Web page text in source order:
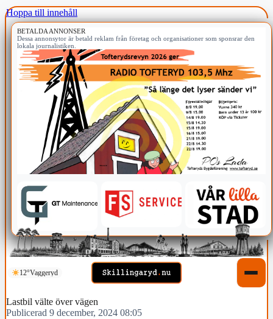
Hoppa till innehåll
BETALDA ANNONSER
Dessa annonsytor är betald reklam från företag och organisationer som sponsrar den
lokala journalistiken.
12°Vaggeryd
Lastbil välte över vägen
Publicerad 9 december, 2024 08:05